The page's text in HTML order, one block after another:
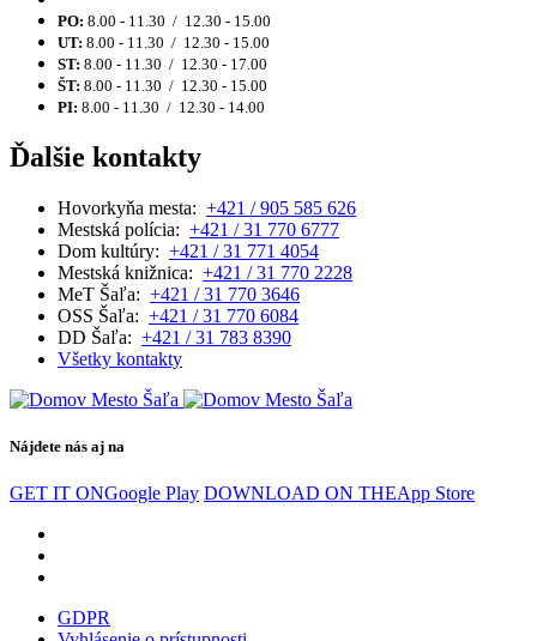
PO: 8.00 - 11.30 / 12.30 - 15.00
UT: 8.00 - 11.30 / 12.30 - 15.00
ST: 8.00 - 11.30 / 12.30 - 17.00
ŠT: 8.00 - 11.30 / 12.30 - 15.00
PI: 8.00 - 11.30 / 12.30 - 14.00
Ďalšie kontakty
Hovorkyňa mesta: +421 / 905 585 626
Mestská polícia: +421 / 31 770 6777
Dom kultúry: +421 / 31 771 4054
Mestská knižnica: +421 / 31 770 2228
MeT Šaľa: +421 / 31 770 3646
OSS Šaľa: +421 / 31 770 6084
DD Šaľa: +421 / 31 783 8390
Všetky kontakty
Nájdete nás aj na
GET IT ONGoogle Play DOWNLOAD ON THEApp Store
GDPR